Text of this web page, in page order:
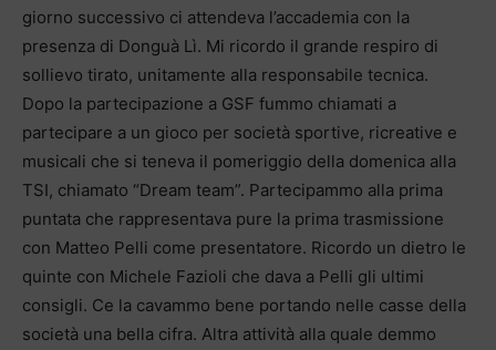
giorno successivo ci attendeva l’accademia con la
presenza di Donguà Lì. Mi ricordo il grande respiro di
sollievo tirato, unitamente alla responsabile tecnica.
Dopo la partecipazione a GSF fummo chiamati a
partecipare a un gioco per società sportive, ricreative e
musicali che si teneva il pomeriggio della domenica alla
TSI, chiamato “Dream team”. Partecipammo alla prima
puntata che rappresentava pure la prima trasmissione
con Matteo Pelli come presentatore. Ricordo un dietro le
quinte con Michele Fazioli che dava a Pelli gli ultimi
consigli. Ce la cavammo bene portando nelle casse della
società una bella cifra. Altra attività alla quale demmo